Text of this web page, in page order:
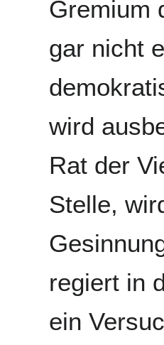
Gremium
gar nicht
wird
Rat der
Stelle,
regiert in
ein